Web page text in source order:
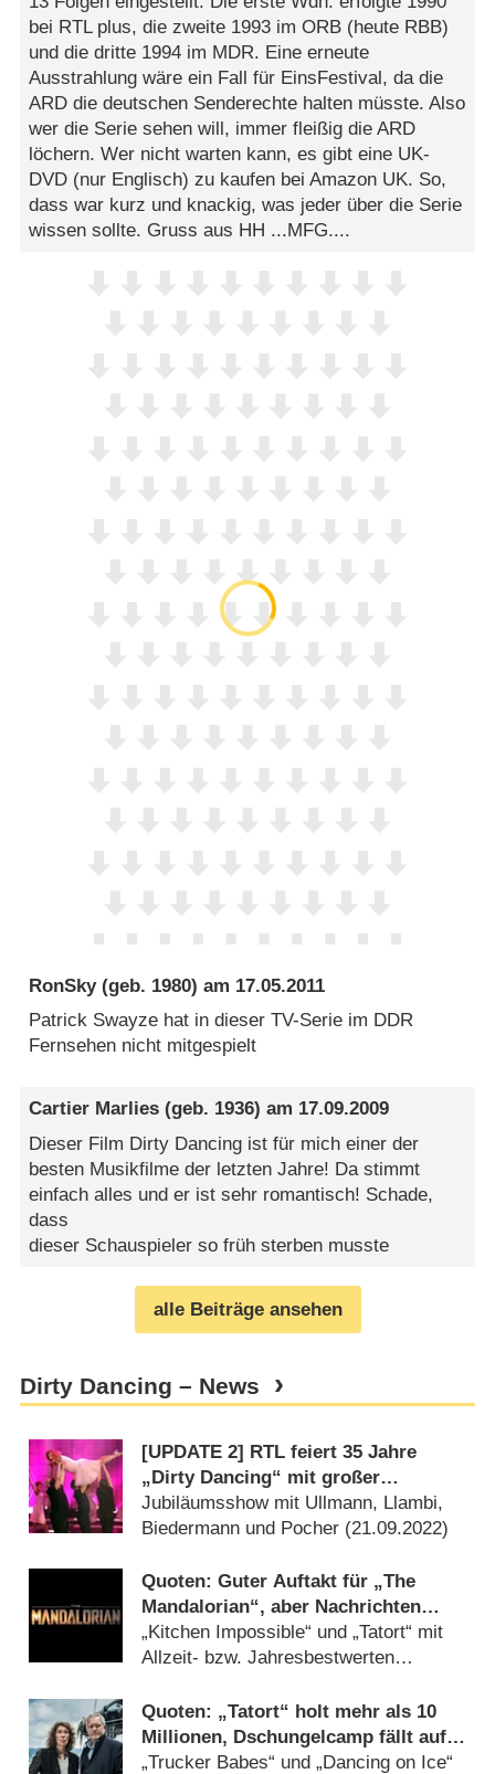
bei RTL plus, die zweite 1993 im ORB (heute RBB)
und die dritte 1994 im MDR. Eine erneute
Ausstrahlung wäre ein Fall für EinsFestival, da die
ARD die deutschen Senderechte halten müsste. Also
wer die Serie sehen will, immer fleißig die ARD
löchern. Wer nicht warten kann, es gibt eine UK-
DVD (nur Englisch) zu kaufen bei Amazon UK. So,
dass war kurz und knackig, was jeder über die Serie
wissen sollte. Gruss aus HH ...MFG....
RonSky(geb. 1980) am 17.05.2011
Patrick Swayze hat in dieser TV-Serie im DDR
Fernsehen nicht mitgespielt
Cartier Marlies (geb. 1936) am 17.09.2009
Dieser Film Dirty Dancing ist für mich einer der
besten Musikfilme der letzten Jahre! Da stimmt
einfach alles und er ist sehr romantisch! Schade,
dass
dieser Schauspieler so früh sterben musste
alle Beiträge ansehen
Dirty Dancing – News
[UPDATE 2] RTL feiert 35 Jahre
„Dirty Dancing“ mit großer
Geburtstagsparty
Jubiläumsshow mit Ullmann, Llambi,
Biedermann und Pocher (21.09.2022)
Quoten: Guter Auftakt für „The
Mandalorian“, aber Nachrichten
dominieren
„Kitchen Impossible“ und „Tatort“ mit
Allzeit- bzw. Jahresbestwerten
Quoten: „Tatort“ holt mehr als 10
Millionen, Dschungelcamp fällt auf
unter 4,5 Millionen Zuschauer
„Trucker Babes“ und „Dancing on Ice“